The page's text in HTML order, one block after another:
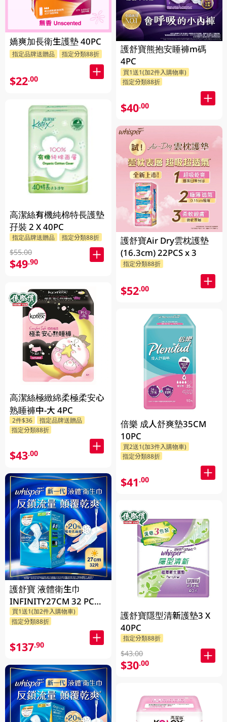
嬌爽加長衛生護墊 40PC
指定品牌送贈品 指定分類88折
$22.00
高潔絲有機純棉特長護墊
孖裝 2 X 40PC
指定品牌送贈品 指定分類88折
$55.00
$49.90
高潔絲極緻綿柔極柔安心
熟睡褲中-大 4PC
2件$36
指定品牌送贈品
指定分類88折
$43.00
護舒寶 液體衛生巾
INFINITY27CM 32 PC
(包裝隨機發放)
買1送1(加2件入購物車)
指定分類88折
$137.90
護舒寶熊抱安睡褲m碼
4PC
買1送1(加2件入購物車)
指定分類88折
$40.00
護舒寶Air Dry雲枕護墊
(16.3cm) 22PCS x 3
指定分類88折
$52.00
倍樂 成人舒爽墊35CM
10PC
買2送1(加3件入購物車)
指定分類88折
$41.00
護舒寶隱型清新護墊3 X
40PC
指定分類88折
$43.00
$30.00